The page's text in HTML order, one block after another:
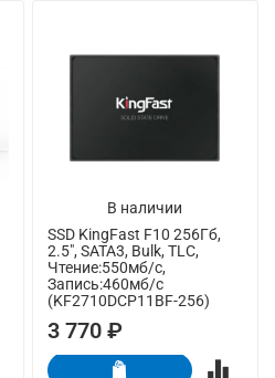
В наличии
SSD KingFast F10 256Гб,
2.5", SATA3, Bulk, TLC,
Чтение:550мб/с,
Запись:460мб/с
(KF2710DCP11BF-256)
3 770 ₽